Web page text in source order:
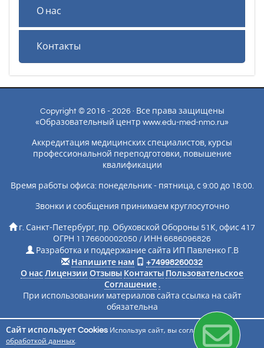
О нас
Контакты
Copyright © 2016 - 2026 · Все права защищены
«Образовательный центр www.edu-med-nmo.ru»
Аккредитация медицинских специалистов, курсы
профессиональной переподготовки, повышение
квалификации
Время работы офиса: понедельник - пятница, с 9:00 до 18:00.
Звонки и сообщения принимаем круглосуточно
г. Санкт-Петербург, пр. Обуховской Обороны 51К, офис 417
ОГРН 1176600002050 / ИНН 6686096826
Разработка и поддержание сайта ИП Павленко Г.В
Напишите нам
+74998260032
О нас Лицензии Отзывы Контакты Пользовательское
Соглашение .
При использовании материалов сайта ссылка на сайт
обязательна
Подписаться на новости
Сайт использует Cookies Используя сайт, вы соглашаетесь с
обработкой данных.